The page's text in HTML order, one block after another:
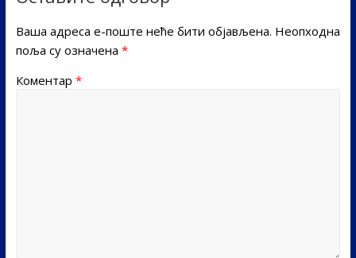
Ваша адреса е-поште неће бити објављена. Неопходна
поља су означена *
Коментар *